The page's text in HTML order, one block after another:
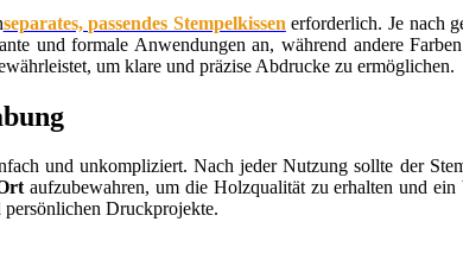
separates, passendes Stempelkissen erforderlich. Je nach
und formale Anwendungen an, während andere
um klare und präzise Abdrucke zu ermöglichen.
und unkompliziert. Nach jeder Nutzung sollte der
aufzubewahren, um die Holzqualität zu erhalten und
Druckprojekte.